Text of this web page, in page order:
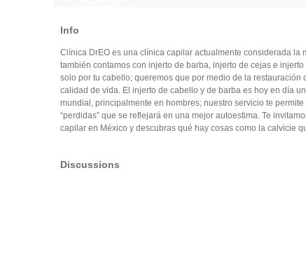
Info
Clínica DrEO es una clínica capilar actualmente considerada la
también contamos con injerto de barba, injerto de cejas e
solo por tu cabello; queremos que por medio de la restauración
calidad de vida. El injerto de cabello y de barba es hoy en día
mundial, principalmente en hombres; nuestro servicio te
“perdidas” que se reflejará en una mejor autoestima. Te
capilar en México y descubras qué hay cosas como la calvicie
Discussions